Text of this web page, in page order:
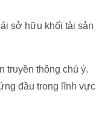
sở hữu khối tài sản
truyền thông chú ý.
đầu trong lĩnh vực